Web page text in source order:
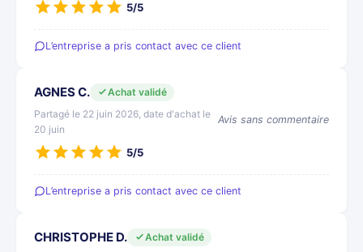
5/5
L’entreprise a pris contact avec ce client
AGNES C.
Achat validé
Partagé le 22 juin 2026, date d'achat le
20 juin
Avis sans commentaire
5/5
L’entreprise a pris contact avec ce client
CHRISTOPHE D.
Achat validé